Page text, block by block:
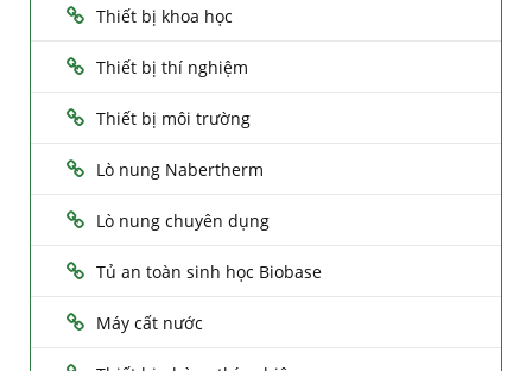
Thiết bị khoa học
Thiết bị thí nghiệm
Thiết bị môi trường
Lò nung Nabertherm
Lò nung chuyên dụng
Tủ an toàn sinh học Biobase
Máy cất nước